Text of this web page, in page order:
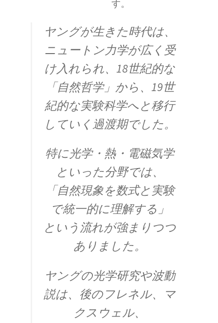
E・W・モーリー
【アメリカで稀代の実験家が光速度
に関する事実を実験検証】
【ベルリン生まれの物理学者｜磁性を使って超
電導現象を説明】
【反射熱と放射エネルギーと電気回路でそれぞ
れ法則を確立】
G・オーム
【抵抗値の単位｜オームの法則：E=RI】
す。
ヤングが生きた時代は、
ニュートン力学が広く受
け入れられ、 18世紀的な
「自然哲学」から、19世
紀的な実験科学へと移行
していく過渡期でした。
特に光学・熱・電磁気学
といった分野では、
「自然現象を数式と実験
で統一的に理解する」
という流れが強まりつつ
ありました。
ヤングの光学研究や波動
説は、後のフレネル、
マ
クスウェル、